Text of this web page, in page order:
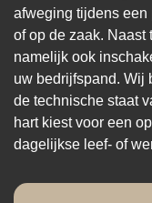
afweging tijdens
of op de zaak. Naast
namelijk ook
uw bedrijfspand. Wij
de technische staat
hart kiest voor een
dagelijkse leef- of